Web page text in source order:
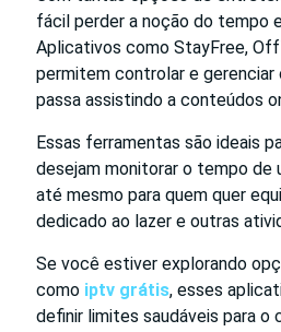
fácil perder a noção do tempo
Aplicativos como StayFree,
permitem controlar e
passa assistindo a conteúdos
Essas ferramentas são ideais
desejam monitorar o tempo de
até mesmo para quem quer
dedicado ao lazer e outras
Se você estiver explorando
como iptv grátis, esses
definir limites saudáveis para o